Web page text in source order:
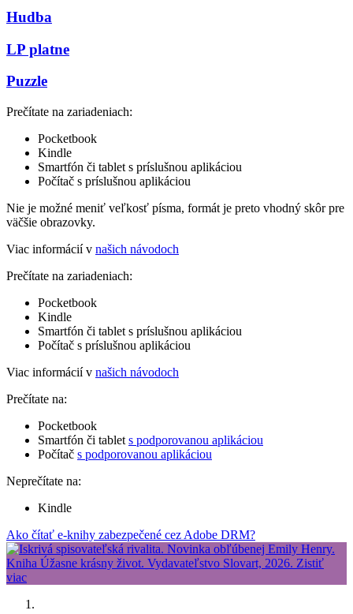
Hudba
LP platne
Puzzle
Prečítate na zariadeniach:
Pocketbook
Kindle
Smartfón či tablet s príslušnou aplikáciou
Počítač s príslušnou aplikáciou
Nie je možné meniť veľkosť písma, formát je preto vhodný skôr pre
väčšie obrazovky.
Viac informácií v našich návodoch
Prečítate na zariadeniach:
Pocketbook
Kindle
Smartfón či tablet s príslušnou aplikáciou
Počítač s príslušnou aplikáciou
Viac informácií v našich návodoch
Prečítate na:
Pocketbook
Smartfón či tablet s podporovanou aplikáciou
Počítač s podporovanou aplikáciou
Neprečítate na:
Kindle
Ako čítať e-knihy zabezpečené cez Adobe DRM?